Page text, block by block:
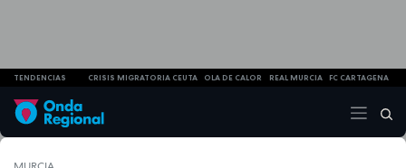
TENDENCIAS CRISIS MIGRATORIA CEUTA OLA DE CALOR REAL MURCIA FC CARTAGENA